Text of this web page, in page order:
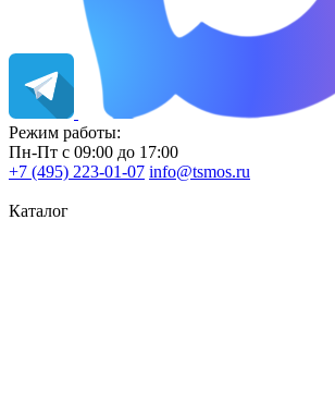
Режим работы:
Пн-Пт с 09:00 до 17:00
+7 (495) 223-01-07 info@tsmos.ru
Каталог